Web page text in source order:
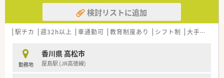
調剤薬局を併設している調剤併設型、「フジでのお買い物のつい
でにあのお薬や化粧品を・・・」というお客様の生活シーンに対応
うコスメ店など地域のお客様のニーズに合わせた店舗展開をし
ております。
■ツルハグループとして瀬戸内海圏にてドミナント展開を強化
検討リストに追加
駅チカ 週32h以上 車通勤可 教育制度あり シフト制 大手チェーン以外
勤務地
香川県 高松市
屋島駅 (JR高徳線)